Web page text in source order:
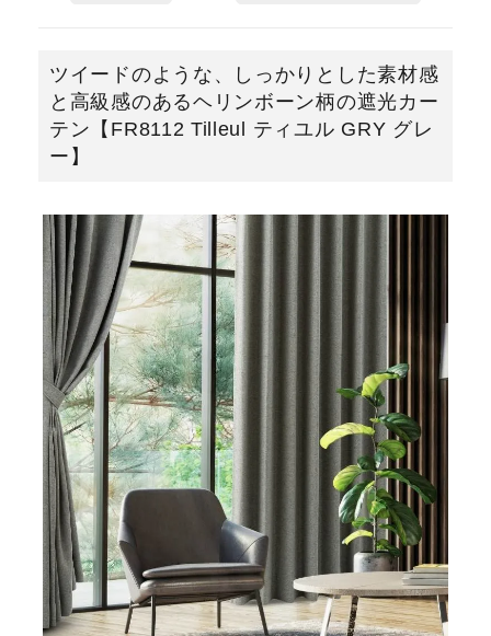
ツイードのような、しっかりとした素材感
と高級感のあるヘリンボーン柄の遮光カー
テン【FR8112 Tilleul ティユル GRY グレ
ー】